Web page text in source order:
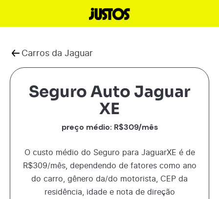
Carros da Jaguar
Seguro Auto Jaguar
XE
preço médio: R$309/mês
O custo médio do Seguro para JaguarXE é de
R$309/mês, dependendo de fatores como ano
do carro, gênero da/do motorista, CEP da
residência, idade e nota de direção